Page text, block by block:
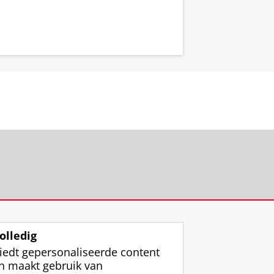
gepersonaliseerde content
maakt gebruik van